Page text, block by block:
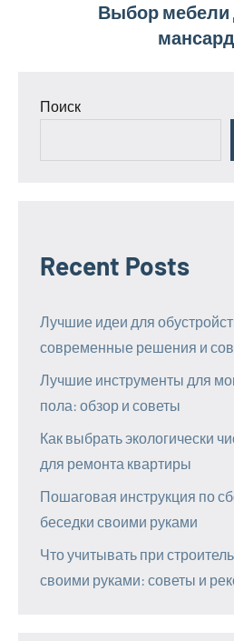
Выбор
Поиск
Recent Posts
Лучшие идеи для
современные решения и
Лучшие инструменты для
пола: обзор и советы
Как выбрать экологически
для ремонта квартиры
Пошаговая инструкция по
беседки своими руками
Что учитывать при
своими руками: советы и